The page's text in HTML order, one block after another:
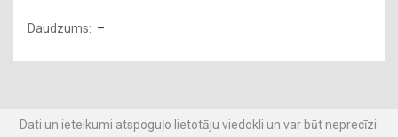
–
Dati un ieteikumi atspoguļo lietotāju viedokli un var būt neprecīzi.